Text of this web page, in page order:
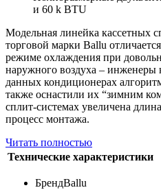
и 60 k BTU
Модельная линейка кассетных
торговой марки Ballu
режиме охлаждения при
наружного воздуха –
данных кондиционерах
также оснастили их “зимним
сплит-системах увеличена
процесс монтажа.
Читать полностью
Технические характеристики
БрендBallu